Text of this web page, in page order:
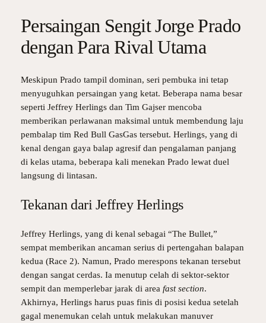
Persaingan Sengit Jorge Prado
dengan Para Rival Utama
Meskipun Prado tampil dominan, seri pembuka ini tetap
menyuguhkan persaingan yang ketat. Beberapa nama besar
seperti Jeffrey Herlings dan Tim Gajser mencoba
memberikan perlawanan maksimal untuk membendung laju
pembalap tim Red Bull GasGas tersebut. Herlings, yang di
kenal dengan gaya balap agresif dan pengalaman panjang
di kelas utama, beberapa kali menekan Prado lewat duel
langsung di lintasan.
Tekanan dari Jeffrey Herlings
Jeffrey Herlings, yang di kenal sebagai “The Bullet,”
sempat memberikan ancaman serius di pertengahan balapan
kedua (Race 2). Namun, Prado merespons tekanan tersebut
dengan sangat cerdas. Ia menutup celah di sektor-sektor
sempit dan memperlebar jarak di area fast section.
Akhirnya, Herlings harus puas finis di posisi kedua setelah
gagal menemukan celah untuk melakukan manuver